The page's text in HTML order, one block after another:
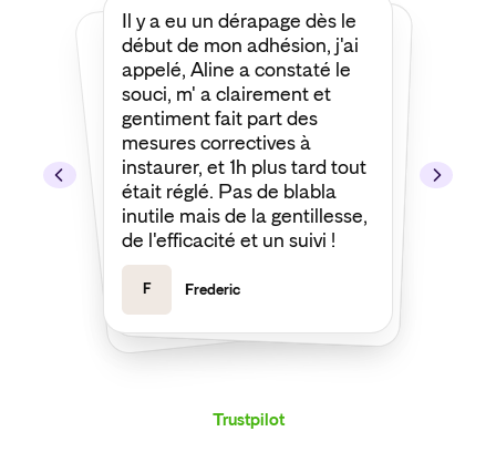
Je tiens à remercier François
d'Insify d’avoir défendu une
de mes demandes de prise
en charge les plus
compliquées et les plus
délicates. Grâce à lui,
l’assureur a fini par accepter
ma demande. Merci encore !
J Joseph
Il y a eu un dérapage dès le
début de mon adhésion, j'ai
appelé, Aline a constaté le
souci, m' a clairement et
gentiment fait part des
mesures correctives à
instaurer, et 1h plus tard tout
était réglé. Pas de blabla
inutile mais de la gentillesse,
de l'efficacité et un suivi !
F Frederic
Trustpilot